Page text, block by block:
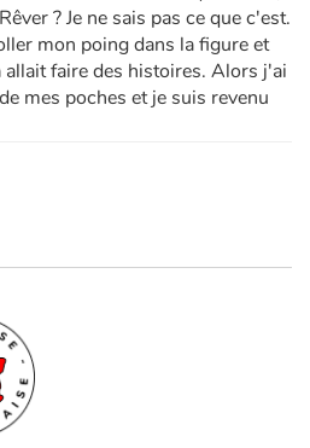
? Je ne sais pas ce que c'est.
mon poing dans la figure et
faire des histoires. Alors j'ai
mes poches et je suis revenu